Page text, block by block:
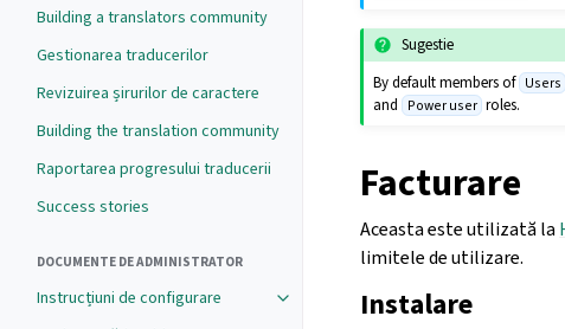
Building a translators community
Gestionarea traducerilor
Revizuirea șirurilor de caractere
Building the translation community
Raportarea progresului traducerii
Success stories
DOCUMENTE DE ADMINISTRATOR
Instrucțiuni de configurare
Sugestie
By default members of Users
and Power user roles.
Facturare
Aceasta este utilizată la
limitele de utilizare.
Instalare